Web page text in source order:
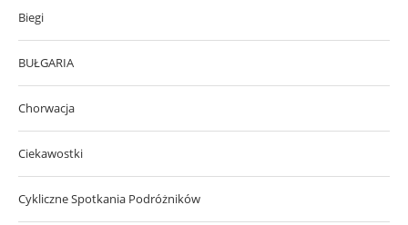
Biegi
BUŁGARIA
Chorwacja
Ciekawostki
Cykliczne Spotkania Podróżników